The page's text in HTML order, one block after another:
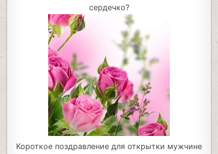
сердечко?
Короткое поздравление для открытки мужчине